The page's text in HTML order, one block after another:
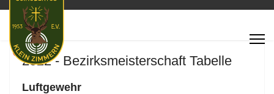
Featured
2022 - Bezirksmeisterschaft Tabelle
Luftgewehr